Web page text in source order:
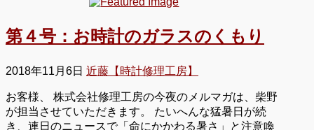
第４号：お時計のガラスのくもり
2018年11月6日 近藤【時計修理工房】
お客様、 株式会社修理工房の今夜のメルマガは、柴野
が担当させていただきます。 たいへんな猛暑日が続
き、連日のニュースで「命にかかわる暑さ」と注意喚